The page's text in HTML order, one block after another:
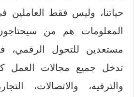
حياتنا، وليس فقط العاملين
المعلومات هم من
مستعدين للتحول الرقمي،
تدخل جميع مجالات العمل
والترفيه، والاتصالات،